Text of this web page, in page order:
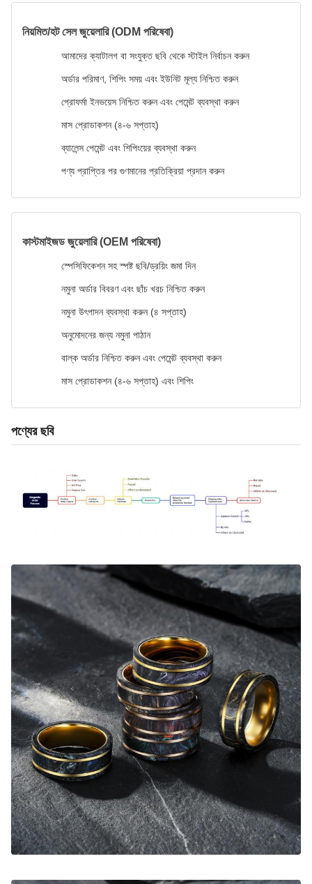
নিয়মিত/হট সেল জুয়েলারি (ODM পরিষেবা)
আমাদের ক্যাটালগ বা সংযুক্ত ছবি থেকে স্টাইল নির্বাচন করুন
অর্ডার পরিমাণ, শিপিং সময় এবং ইউনিট মূল্য নিশ্চিত করুন
প্রোফর্মা ইনভয়েস নিশ্চিত করুন এবং পেমেন্ট ব্যবস্থা করুন
মাস প্রোডাকশন (৪-৬ সপ্তাহ)
ব্যালেন্স পেমেন্ট এবং শিপিংয়ের ব্যবস্থা করুন
পণ্য প্রাপ্তির পর গুণমানের প্রতিক্রিয়া প্রদান করুন
কাস্টমাইজড জুয়েলারি (OEM পরিষেবা)
স্পেসিফিকেশন সহ স্পষ্ট ছবি/ড্রয়িং জমা দিন
নমুনা অর্ডার বিবরণ এবং ছাঁচ খরচ নিশ্চিত করুন
নমুনা উৎপাদন ব্যবস্থা করুন (৪ সপ্তাহ)
অনুমোদনের জন্য নমুনা পাঠান
বাল্ক অর্ডার নিশ্চিত করুন এবং পেমেন্ট ব্যবস্থা করুন
মাস প্রোডাকশন (৪-৬ সপ্তাহ) এবং শিপিং
পণ্যের ছবি